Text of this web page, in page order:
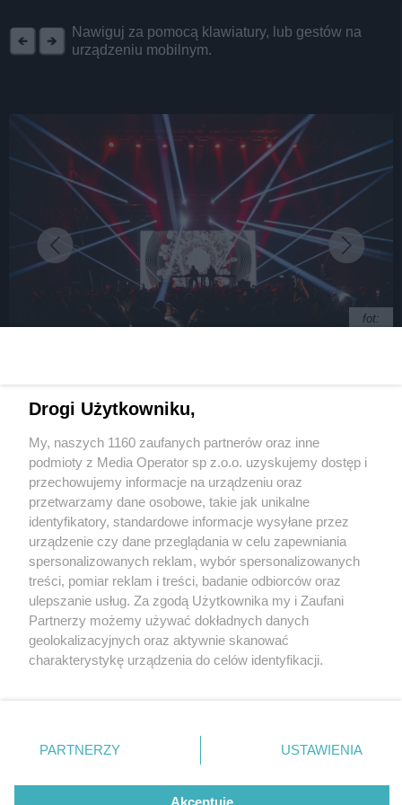
Nawiguj za pomocą klawiatury, lub gestów na
urządzeniu mobilnym.
fot:
Tauron Nowa Muzyka?
5 / 13
Tauron Nowa Muzyka 5
Wydawca mediów lokalnych
Nie zapomnij
zapoznać się z:
polityką prywatności regulamin korzystania z portali
Twojemiasto
Piekary Śląskie
Chorzów
Tarnowskie Góry
Gliwice
Skontakuj sięz nami
Kontakt
Wydawca
Redakcja
Drogi Użytkowniku,
My, naszych 1160 zaufanych partnerów oraz inne
podmioty z Media Operator sp z.o.o. uzyskujemy dostęp i
przechowujemy informacje na urządzeniu oraz
przetwarzamy dane osobowe, takie jak unikalne
identyfikatory, standardowe informacje wysyłane przez
urządzenie czy dane przeglądania w celu zapewniania
spersonalizowanych reklam, wybór spersonalizowanych
treści, pomiar reklam i treści, badanie odbiorców oraz
ulepszanie usług. Za zgodą Użytkownika my i Zaufani
Partnerzy możemy używać dokładnych danych
geolokalizacyjnych oraz aktywnie skanować
charakterystykę urządzenia do celów identyfikacji.
zmienić/wycofać klikając przycisk ustawień prywatności
znajdujący się w lewym dolnym rogu strony
rodzaje przetwarzania danych nie wymagają zgody
użytkownika, ale masz prawo sprzeciwić się takiemu
PARTNERZY USTAWIENIA
Akceptuję